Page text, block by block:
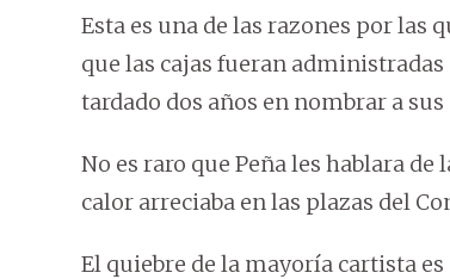
Esta es una de las razones por
que las cajas fueran
tardado dos años en nombrar a
No es raro que Peña les hablara
calor arreciaba en las plazas del
El quiebre de la mayoría cartista